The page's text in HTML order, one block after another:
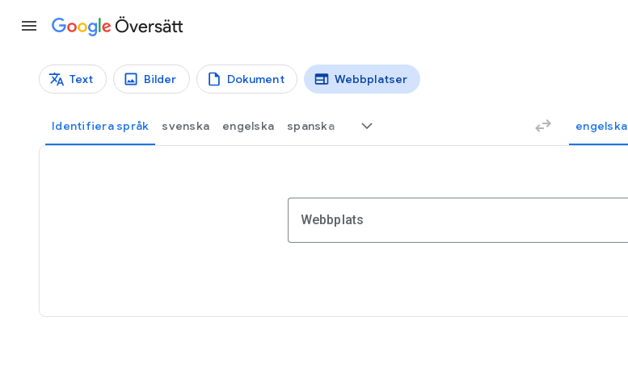
Översätt
Översättningstyper
Text Bilder Dokument Webbplatser
Identifiera språk svenska engelska spanska engelska
Webbplats